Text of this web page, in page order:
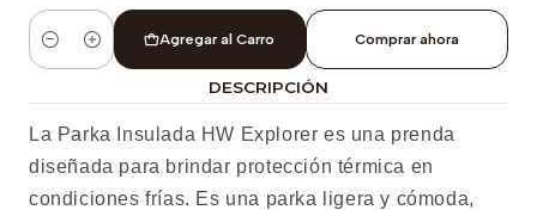
Cantidad
Agregar al Carro Comprar ahora
DESCRIPCIÓN
La Parka Insulada HW Explorer es una prenda
diseñada para brindar protección térmica en
condiciones frías. Es una parka ligera y cómoda,